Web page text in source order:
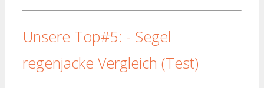
Unsere Top#5: - Segel
regenjacke Vergleich (Test)